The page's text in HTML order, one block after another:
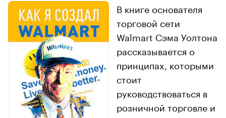
В книге основателя
торговой сети
Walmart Сэма Уолтона
рассказывается о
принципах, которыми
стоит
руководствоваться в
розничной торговле и